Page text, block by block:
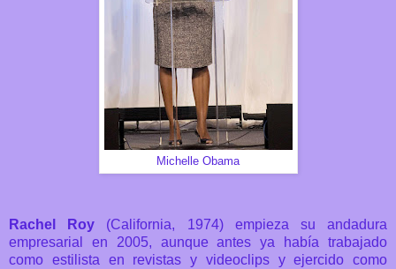
Michelle Obama
Rachel Roy (California, 1974) empieza su andadura
empresarial en 2005, aunque antes ya había trabajado
como estilista en revistas y videoclips y ejercido como